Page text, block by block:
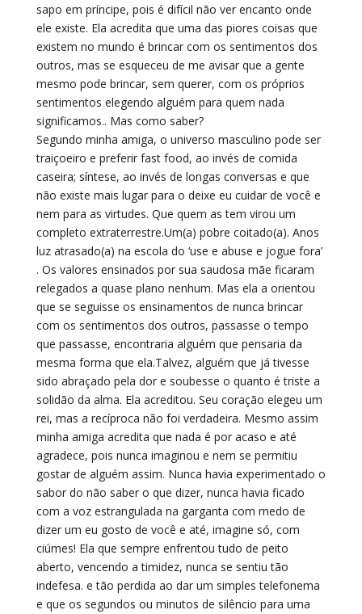
sapo em príncipe, pois é difícil não ver encanto onde
ele existe. Ela acredita que uma das piores coisas que
existem no mundo é brincar com os sentimentos dos
outros, mas se esqueceu de me avisar que a gente
mesmo pode brincar, sem querer, com os próprios
sentimentos elegendo alguém para quem nada
significamos.. Mas como saber?
Segundo minha amiga, o universo masculino pode ser
traiçoeiro e preferir fast food, ao invés de comida
caseira; síntese, ao invés de longas conversas e que
não existe mais lugar para o deixe eu cuidar de você e
nem para as virtudes. Que quem as tem virou um
completo extraterrestre.Um(a) pobre coitado(a). Anos
luz atrasado(a) na escola do ‘use e abuse e jogue fora’
. Os valores ensinados por sua saudosa mãe ficaram
relegados a quase plano nenhum. Mas ela a orientou
que se seguisse os ensinamentos de nunca brincar
com os sentimentos dos outros, passasse o tempo
que passasse, encontraria alguém que pensaria da
mesma forma que ela.Talvez, alguém que já tivesse
sido abraçado pela dor e soubesse o quanto é triste a
solidão da alma. Ela acreditou. Seu coração elegeu um
rei, mas a recíproca não foi verdadeira. Mesmo assim
minha amiga acredita que nada é por acaso e até
agradece, pois nunca imaginou e nem se permitiu
gostar de alguém assim. Nunca havia experimentado o
sabor do não saber o que dizer, nunca havia ficado
com a voz estrangulada na garganta com medo de
dizer um eu gosto de você e até, imagine só, com
ciúmes! Ela que sempre enfrentou tudo de peito
aberto, vencendo a timidez, nunca se sentiu tão
indefesa. e tão perdida ao dar um simples telefonema
e que os segundos ou minutos de silêncio para uma